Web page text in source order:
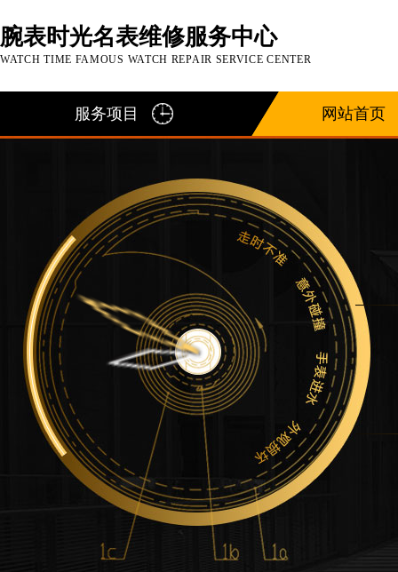
腕表时光名表维修服务中心
WATCH TIME FAMOUS WATCH REPAIR SERVICE CENTER
服务项目 网站首页
2026年7月腕表时光中国区售后服务网络优化升级
2026年7月腕表时光全国官方售后客户服务热线：
腕表时光官方全国统一服务热线400-188-5020，
2026年7月腕表时光售后服务中心最新网点地址：
北京市东城区东长安街1号东方广场写字楼W3座6
北京市朝阳区建国门外大街甲6号华熙国际中心写